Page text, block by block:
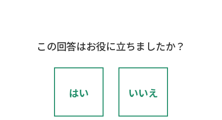
この回答はお役に立ちましたか？
はい いいえ